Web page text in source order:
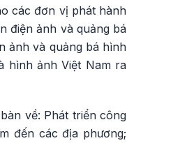
các đơn vị phát hành
điện ảnh và quảng bá
ảnh và quảng bá hình
hình ảnh Việt Nam ra
về: Phát triển công
đến các địa phương;